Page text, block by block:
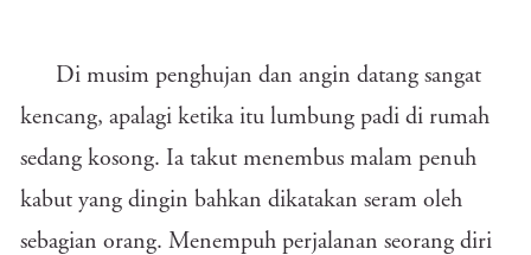
Di musim penghujan dan angin datang sangat
kencang, apalagi ketika itu lumbung padi di rumah
sedang kosong. Ia takut menembus malam penuh
kabut yang dingin bahkan dikatakan seram oleh
sebagian orang. Menempuh perjalanan seorang diri